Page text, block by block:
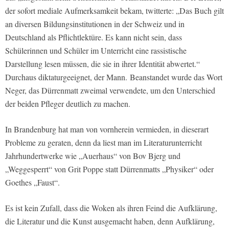
der sofort mediale Aufmerksamkeit bekam, twitterte: „Das Buch gilt
an diversen Bildungsinstitutionen in der Schweiz und in
Deutschland als Pflichtlektüre. Es kann nicht sein, dass
Schülerinnen und Schüler im Unterricht eine rassistische
Darstellung lesen müssen, die sie in ihrer Identität abwertet.“
Durchaus diktaturgeeignet, der Mann. Beanstandet wurde das Wort
Neger, das Dürrenmatt zweimal verwendete, um den Unterschied
der beiden Pfleger deutlich zu machen.
In Brandenburg hat man von vornherein vermieden, in dieserart
Probleme zu geraten, denn da liest man im Literaturunterricht
Jahrhundertwerke wie „Auerhaus“ von Bov Bjerg und
„Weggesperrt“ von Grit Poppe statt Dürrenmatts „Physiker“ oder
Goethes „Faust“.
Es ist kein Zufall, dass die Woken als ihren Feind die Aufklärung,
die Literatur und die Kunst ausgemacht haben, denn Aufklärung,